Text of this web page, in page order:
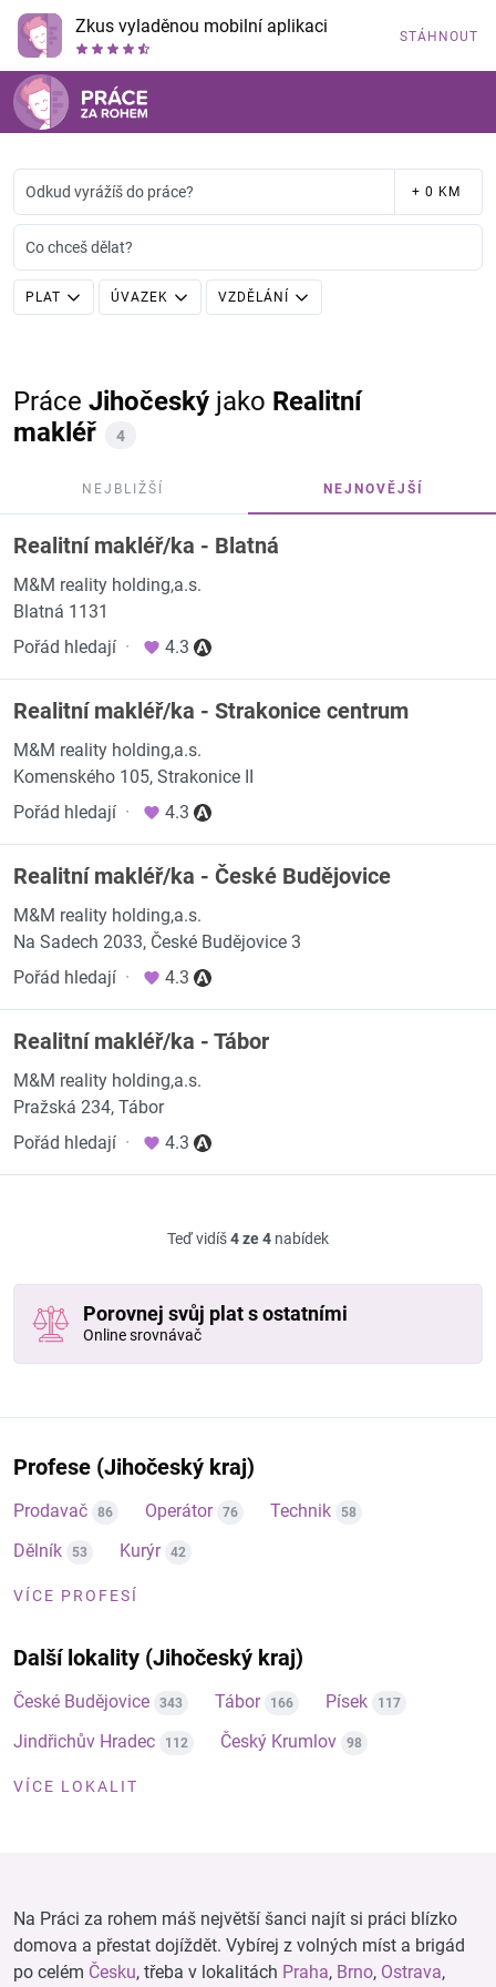
Zkus vyladěnou mobilní aplikaci STÁHNOUT
Odkud vyrážíš do práce? + 0 KM
Co chceš dělat?
PLAT ÚVAZEK VZDĚLÁNÍ
Práce Jihočeský jako Realitní
makléř
4
NEJBLIŽŠÍ NEJNOVĚJŠÍ
Realitní makléř/ka - Blatná
M&M reality holding,a.s.
Blatná 1131
Pořád hledají · 4.3
Realitní makléř/ka - Strakonice centrum
M&M reality holding,a.s.
Komenského 105, Strakonice II
Pořád hledají · 4.3
Realitní makléř/ka - České Budějovice
M&M reality holding,a.s.
Na Sadech 2033, České Budějovice 3
Pořád hledají · 4.3
Realitní makléř/ka - Tábor
M&M reality holding,a.s.
Pražská 234, Tábor
Pořád hledají · 4.3
Teď vidíš4 ze 4 nabídek
Porovnej svůj plat s ostatními
Online srovnávač
Profese (Jihočeský kraj)
Prodavač 86 Operátor 76 Technik 58
Dělník 53 Kurýr 42
VÍCE PROFESÍ
Další lokality (Jihočeský kraj)
České Budějovice 343 Tábor 166 Písek 117
Jindřichův Hradec 112 Český Krumlov 98
VÍCE LOKALIT
Na Práci za rohem máš největší šanci najít si práci blízko
domova a přestat dojíždět. Vybírej z volných míst a brigád
po celém Česku, třeba v lokalitách Praha, Brno, Ostrava,